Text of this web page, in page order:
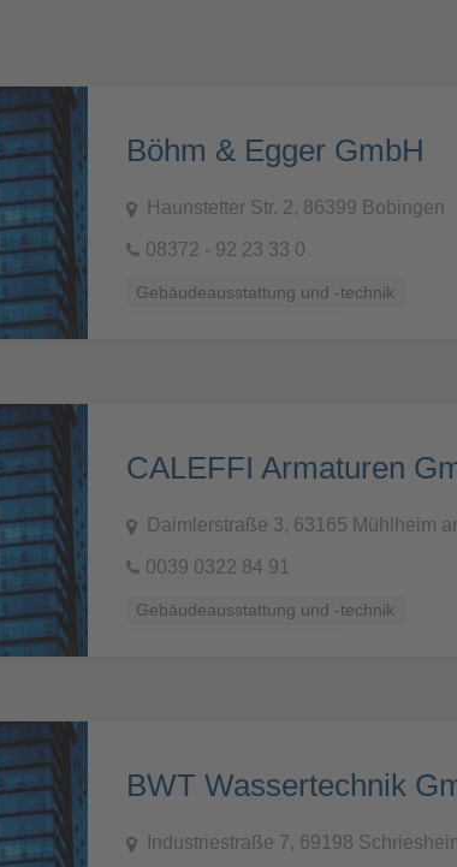
Böhm & Egger GmbH
Haunstetter Str. 2, 86399 Bobingen
08372 - 92 23 33 0
Gebäudeausstattung und -technik
CALEFFI Armaturen
Daimlerstraße 3, 63165 Mühlheim
0039 0322 84 91
Gebäudeausstattung und -technik
BWT Wassertechnik
Industriestraße 7, 69198